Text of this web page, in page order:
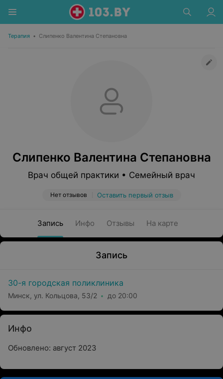
Терапия • Слипенко Валентина Степановна
Слипенко Валентина Степановна
Врач общей практики • Семейный врач
Нет отзывов Оставить первый отзыв
Запись Инфо Отзывы На карте
Запись
30-я городская поликлиника
Минск, ул. Кольцова, 53/2 до 20:00
Инфо
Обновлено: август 2023